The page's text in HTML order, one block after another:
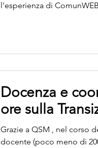
l'esperienza di
Docenza e
ore sulla
Grazie a QSM , nel corso
docente (poco meno di